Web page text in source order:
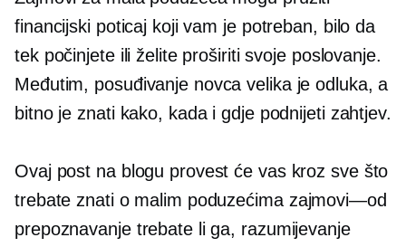
financijski poticaj koji vam je potreban, bilo da
tek počinjete ili želite proširiti svoje poslovanje.
Međutim, posuđivanje novca velika je odluka, a
bitno je znati kako, kada i gdje podnijeti zahtjev.
Ovaj post na blogu provest će vas kroz sve što
trebate znati o malim poduzećima zajmovi—od
prepoznavanje trebate li ga, razumijevanje